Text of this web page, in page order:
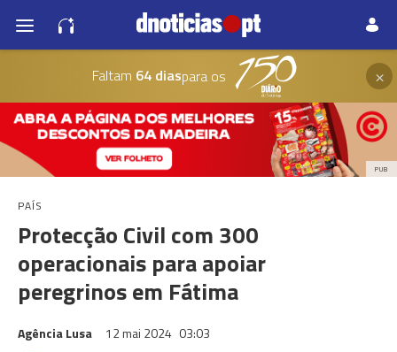
Faltam 64 diaspara os ×
PUB
PAÍS
Protecção Civil com 300
operacionais para apoiar
peregrinos em Fátima
Agência Lusa 12 mai 2024 03:03